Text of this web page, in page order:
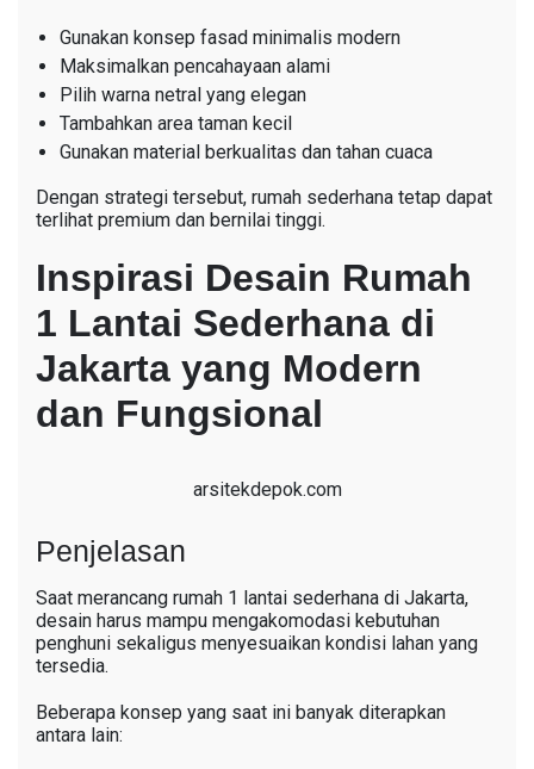
Gunakan konsep fasad minimalis modern
Maksimalkan pencahayaan alami
Pilih warna netral yang elegan
Tambahkan area taman kecil
Gunakan material berkualitas dan tahan cuaca
Dengan strategi tersebut, rumah sederhana tetap dapat
terlihat premium dan bernilai tinggi.
Inspirasi Desain Rumah
1 Lantai Sederhana di
Jakarta yang Modern
dan Fungsional
arsitekdepok.com
Penjelasan
Saat merancang rumah 1 lantai sederhana di Jakarta,
desain harus mampu mengakomodasi kebutuhan
penghuni sekaligus menyesuaikan kondisi lahan yang
tersedia.
Beberapa konsep yang saat ini banyak diterapkan
antara lain: